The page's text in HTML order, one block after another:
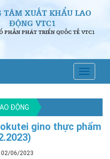
TÂM XUẤT KHẨU LAO
ĐỘNG VTC1
PHẦN PHÁT TRIỂN QUỐC TẾ VTC1
ĐỘNG
gino thực phẩm
02/06/2023